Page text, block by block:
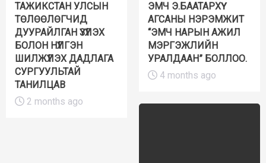
ТАЖИКСТАН УЛСЫН
ТӨЛӨӨЛӨГЧИД
ДУУРАЙЛГАН ҮЗҮҮЛЭХ
БОЛОН НҮҮЛГЭН
ШИЛЖҮҮЛЭХ ДАДЛАГА
СУРГУУЛЬТАЙ
ТАНИЛЦАВ
2 months ago
ЭМЧ Э.БААТАРХҮҮ
АГСАНЫ НЭРЭМЖИТ
“ЭМЧ НАРЫН АЖИЛ
МЭРГЭЖЛИЙН
УРАЛДААН” БОЛЛОО.
4 months ago